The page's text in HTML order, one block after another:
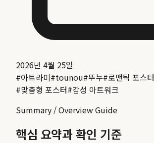
2026년 4월 25일
#아트라미#tounou#뚜누#로맨틱 포스터
#맞춤형 포스터#감성 아트워크
Summary / Overview Guide
핵심 요약과 확인 기준